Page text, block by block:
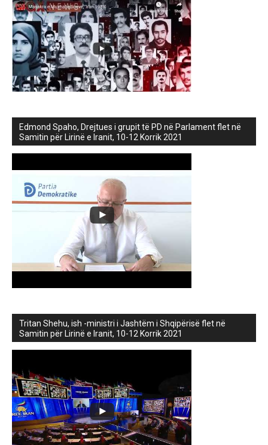
Edmond Spaho, Drejtues i grupit të PD në Parlament flet në
Samitin për Lirinë e Iranit, 10-12 Korrik 2021
Tritan Shehu, ish -ministri i Jashtëm i Shqipërisë flet në
Samitin për Lirinë e Iranit, 10-12 Korrik 2021